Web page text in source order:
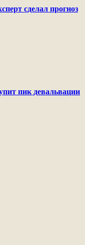
сделал прогноз
пик девальвации